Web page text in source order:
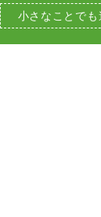
小さなことでも